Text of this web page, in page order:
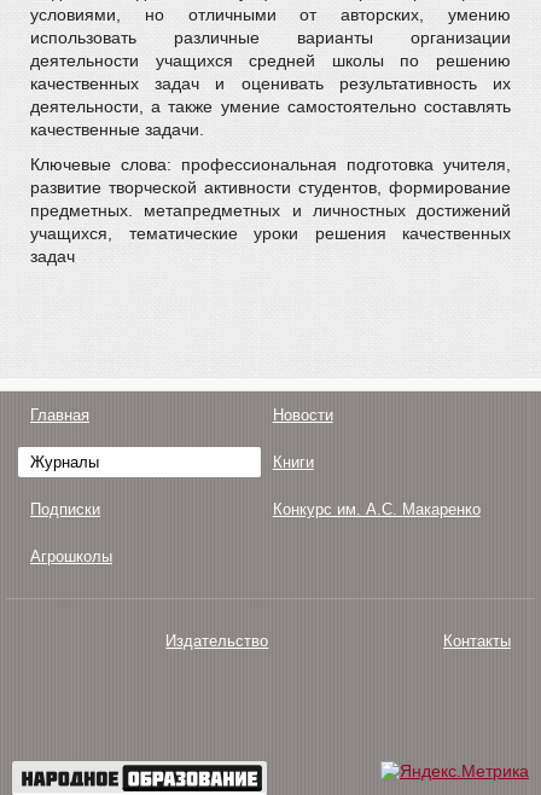
условиями, но отличными от авторских, умению
использовать различные варианты организации
деятельности учащихся средней школы по решению
качественных задач и оценивать результативность их
деятельности, а также умение самостоятельно составлять
качественные задачи.
Ключевые слова: профессиональная подготовка учителя,
развитие творческой активности студентов, формирование
предметных. метапредметных и личностных достижений
учащихся, тематические уроки решения качественных
задач
Главная Новости
Журналы Книги
Подписки Конкурс им. А.С. Макаренко
Агрошколы
Издательство Контакты